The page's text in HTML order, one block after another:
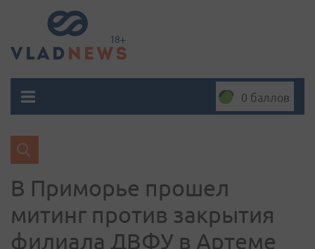
0 баллов
В Приморье прошел
митинг против закрытия
филиала ДВФУ в Артеме